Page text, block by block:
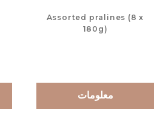
Assorted pralines (8 x
180g)
معلومات